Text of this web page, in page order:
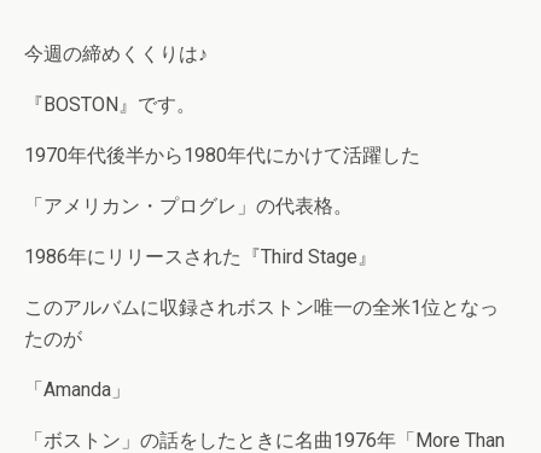
今週の締めくくりは♪
『BOSTON』です。
1970年代後半から1980年代にかけて活躍した
「アメリカン・プログレ」の代表格。
1986年にリリースされた『Third Stage』
このアルバムに収録されボストン唯一の全米1位となっ
たのが
「Amanda」
「ボストン」の話をしたときに名曲1976年「More Than